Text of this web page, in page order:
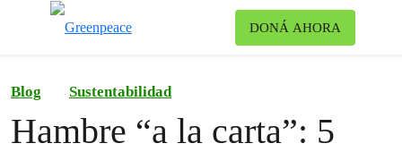
DONÁ AHORA
Blog Sustentabilidad
Hambre “a la carta”: 5